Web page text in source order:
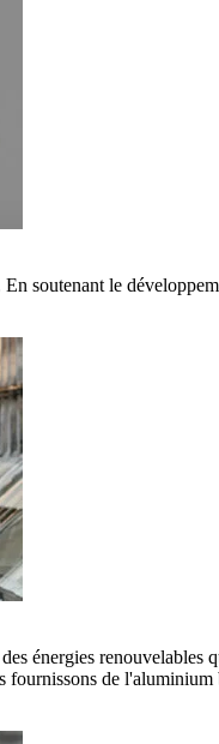
soutenant le
énergies
de